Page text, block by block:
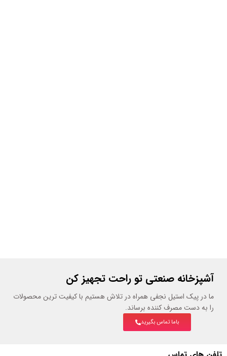
آشپزخانه صنعتی تو راحت تجهیز کن
ما در پیک استیل نجفی همراه در تلاش هستیم با کیفیت ترین محصولات
را به دست مصرف کننده برساند.
باما تماس بگیرید